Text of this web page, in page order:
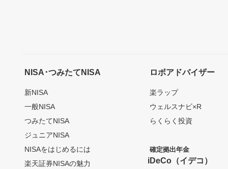
NISA･つみたてNISA
新NISA
一般NISA
つみたてNISA
ジュニアNISA
NISAをはじめるには
楽天証券NISAの魅力
ロボアドバイザー
楽ラップ
ウェルスナビ×R
らくらく投資
確定拠出年金
iDeCo（イデコ）